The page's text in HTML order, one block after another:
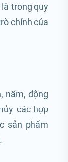
trong quy
chính của
nấm, động
các hợp
sản phẩm